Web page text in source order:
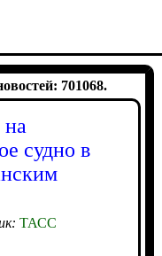
701068.
судно в
ТАСС